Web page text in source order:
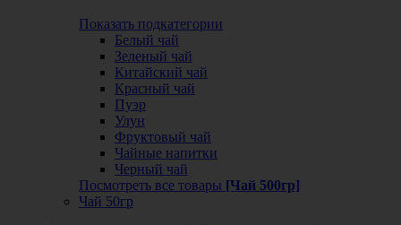
Показать подкатегории
Белый чай
Зеленый чай
Китайский чай
Красный чай
Пуэр
Улун
Фруктовый чай
Чайные напитки
Черный чай
Посмотреть все товары [Чай 500гр]
Чай 50гр